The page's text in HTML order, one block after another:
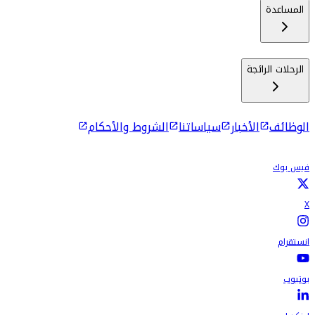
المساعدة
الرحلات الرائجة
الوظائف الأخبار سياساتنا الشروط والأحكام
فيس بوك
X
انستقرام
يوتيوب